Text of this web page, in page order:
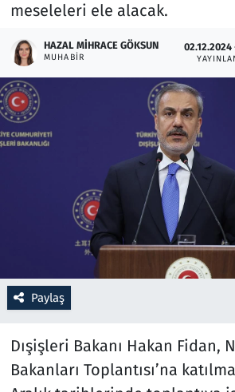
meseleleri ele alacak.
HAZAL MIHRACE GÖKSUN
MUHABIR
02.12.2024
Paylaş
Dışişleri Bakanı Hakan Fidan,
Bakanları Toplantısı’na
Otomobil
Oyun
Resmi İlanlar
Rüya Tabirleri
Sağlık
Savunma Sanayi
Seçim 2023
Spor
Teknoloji ve Bilim